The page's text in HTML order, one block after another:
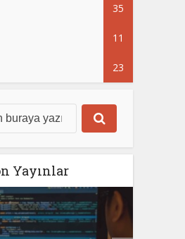
35
11
23
Yayınlar